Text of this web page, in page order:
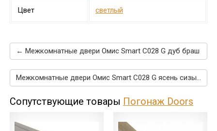
Цвет светлый
← Межкомнатные двери Омис Smart C028 G дуб браш
Межкомнатные двери Омис Smart C028 G ясень сизый →
Сопутствующие товары Погонаж Doors